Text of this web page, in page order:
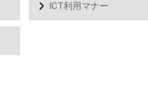
ICT利用マナー